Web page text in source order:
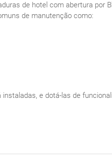
de hotel com abertura por
de manutenção como:
e dotá-las de